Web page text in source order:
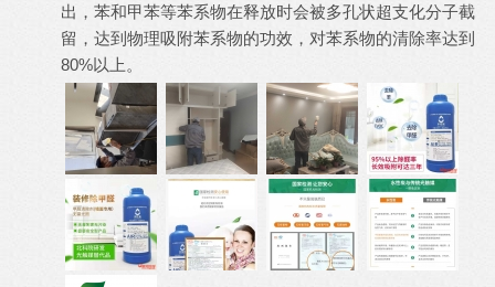
出，苯和甲苯等苯系物在释放时会被多孔状超支化分子截
留，达到物理吸附苯系物的功效，对苯系物的清除率达到
80%以上。